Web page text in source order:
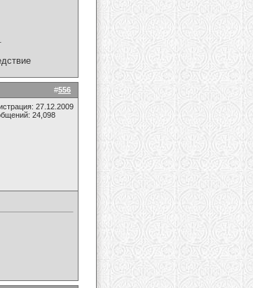
#556
27.12.2009
24,098